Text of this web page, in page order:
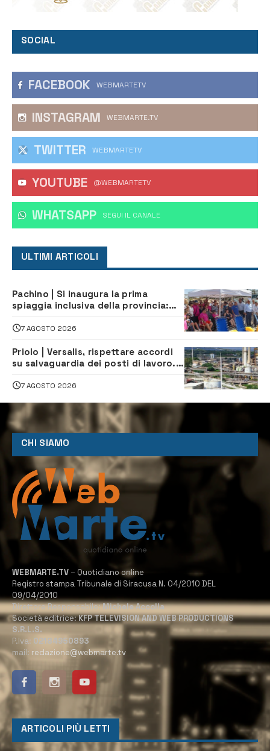
SOCIAL
FACEBOOK WEBMARTETV
INSTAGRAM WEBMARTE.TV
TWITTER WEBMARTETV
YOUTUBE @WEBMARTETV
WHATSAPP ‎SEGUI IL CANALE
ULTIMI ARTICOLI
Pachino | Si inaugura la prima
spiaggia inclusiva della provincia:
tutti
7 AGOSTO 2026
Priolo | Versalis, rispettare accordi
su salvaguardia dei posti di lavoro. Il
7 AGOSTO 2026
CHI SIAMO
WEBMARTE.TV – Quotidiano online
Registro stampa Tribunale di Siracusa N. 04/2010 DEL
09/04/2010
Direttore Responsabile:Michele Accolla
Società editrice:KFP TELEVISION AND WEB PRODUCTIONS
S.R.L.S.
P.Iva: 02184950893
mail: redazione@webmarte.tv
ARTICOLI PIÙ LETTI